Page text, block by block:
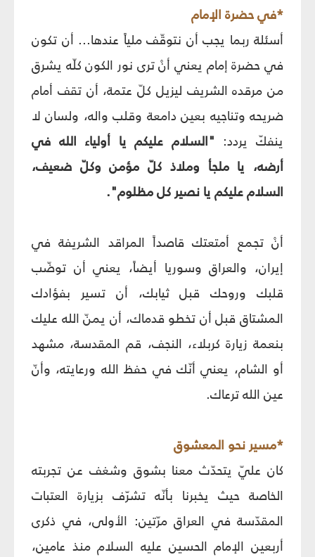
*في حضرة الإمام
أسئلة ربما يجب أن نتوقّف ملياً عندها... أن تكون
في حضرة إمام يعني أنْ ترى نور الكون كلّه يشرق
من مرقده الشريف ليزيل كلّ عتمة، أن تقف أمام
ضريحه وتناجيه بعين دامعة وقلب واله، ولسان لا
ينفكّ يردد: "السلام عليكم يا أولياء الله في
أرضه، يا ملجأ وملاذ كلّ مؤمن وكلّ ضعيف،
السلام عليكم يا نصير كل مظلوم".
أنْ تجمع أمتعتك قاصداً المراقد الشريفة في
إيران، والعراق وسوريا أيضاً، يعني أن توضّب
قلبك وروحك قبل ثيابك، أن تسير بفؤادك
المشتاق قبل أن تخطو قدماك، أن يمنّ الله عليك
بنعمة زيارة كربلاء، النجف، قم المقدسة، مشهد
أو الشام، يعني أنّك في حفظ الله ورعايته، وأنّ
عين الله ترعاك.
*مسير نحو المعشوق
كان عليّ يتحدّث معنا بشوق وشغف عن تجربته
الخاصة حيث يخبرنا بأنّه تشرّف بزيارة العتبات
المقدّسة في العراق مرّتين: الأولى، في ذكرى
أربعين الإمام الحسين عليه السلام منذ عامين،